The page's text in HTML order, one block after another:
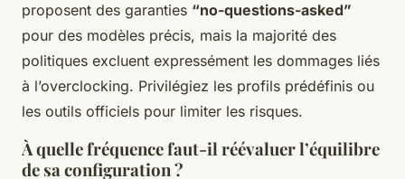
proposent des garanties “no-questions-asked”
pour des modèles précis, mais la majorité des
politiques excluent expressément les dommages liés
à l’overclocking. Privilégiez les profils prédéfinis ou
les outils officiels pour limiter les risques.
À quelle fréquence faut-il réévaluer l’équilibre
de sa configuration ?